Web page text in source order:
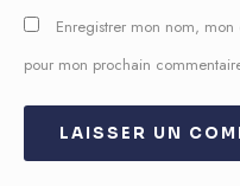
Enregistrer mon nom,
pour mon prochain